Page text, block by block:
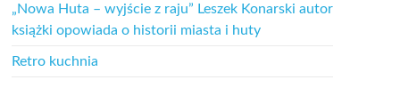
„Nowa Huta – wyjście z raju” Leszek Konarski autor
książki opowiada o historii miasta i huty
Retro kuchnia